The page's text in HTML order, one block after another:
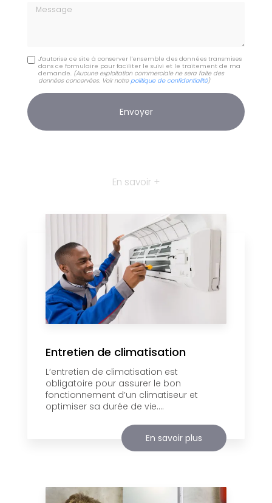
Message
J'autorise ce site à conserver l'ensemble des données transmises
dans ce formulaire pour faciliter le suivi et le traitement de ma
demande. (Aucune exploitation commerciale ne sera faite des
données concervées. Voir notrepolitique de confidentialité)
En savoir +
Entretien de climatisation
L’entretien de climatisation est
obligatoire pour assurer le bon
fonctionnement d’un climatiseur et
optimiser sa durée de vie....
En savoir plus